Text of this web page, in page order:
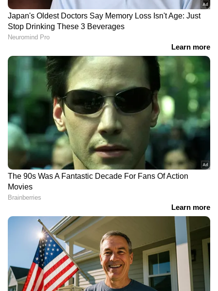
Related Articles
ഹെയർ ട്രാൻസ്പ്ലാന്‍റ് ചെയ്ത് 48
DOWNLOAD APP
RECOMMENDED STORIES
ശിവസൂര്യയുടെ
മാരുതി ആൾട്ടോ